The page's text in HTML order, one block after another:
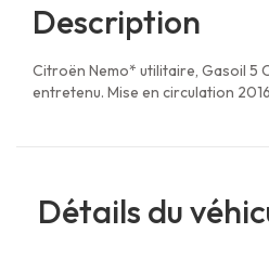
Description
Citroën Nemo* utilitaire, Gasoil 5
entretenu. Mise en circulation
Détails du